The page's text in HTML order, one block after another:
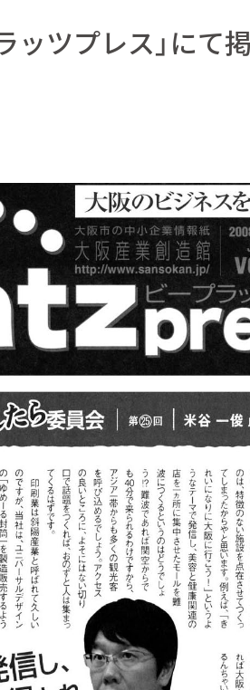
ツプレス」にて